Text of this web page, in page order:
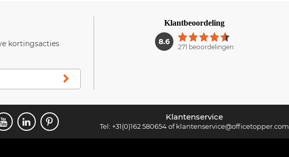
kortingsacties
Klantbeoordeling
8.6 1
271 beoordelingen
Klantenservice
Tel: +31(0)162 580654ofklantenservice@officetopper.com